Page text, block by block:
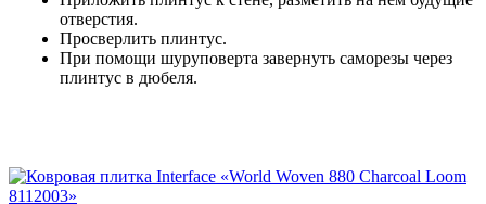
отверстия.
Просверлить плинтус.
При помощи шуруповерта завернуть саморезы через
плинтус в дюбеля.